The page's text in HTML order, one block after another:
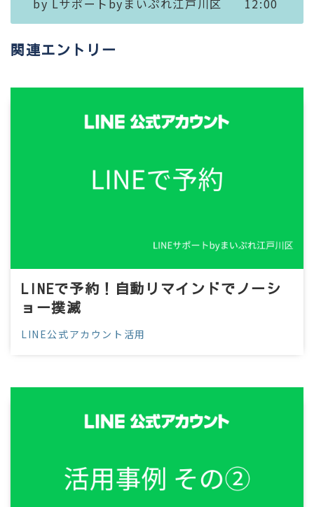
by Lサポートbyまいぷれ江戸川区 12:00
関連エントリー
LINEで予約！自動リマインドでノーシ
ョー撲滅
LINE公式アカウント活用